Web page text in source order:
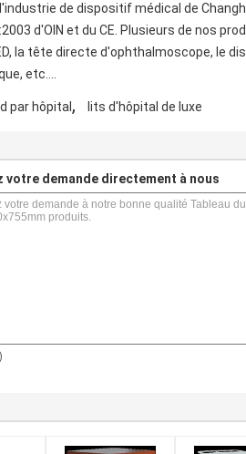
de dispositif médical de
d'OIN et du CE. Plusieurs de nos
la tête directe d'ophthalmoscope, le
etc….
par hôpital , lits d'hôpital de luxe
votre demande directement à nous